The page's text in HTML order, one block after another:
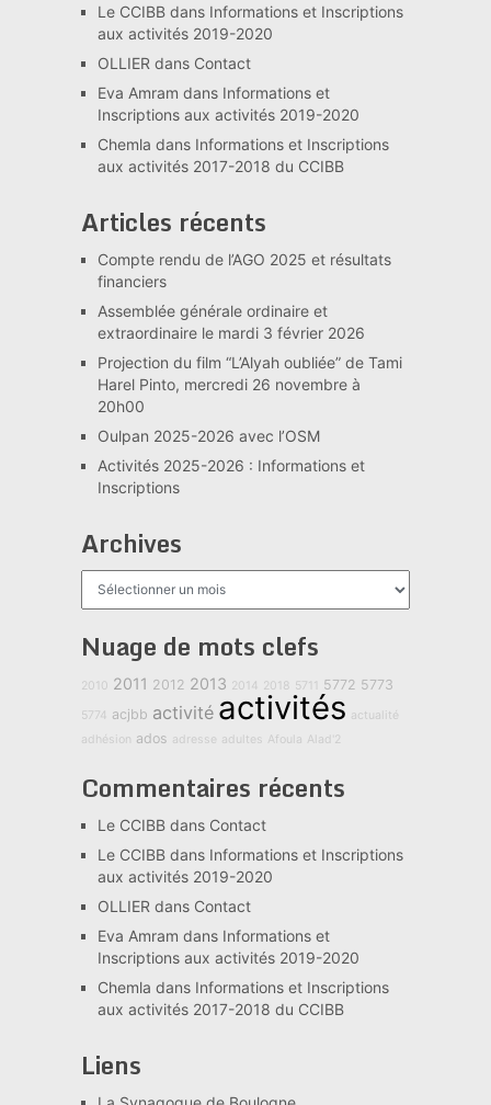
Le CCIBBdans Informations et Inscriptions
aux activités 2019-2020
OLLIER dans Contact
Eva Amram dans Informations et
Inscriptions aux activités 2019-2020
Chemla dans Informations et Inscriptions
aux activités 2017-2018 du CCIBB
Articles récents
Compte rendu de l’AGO 2025 et résultats
financiers
Assemblée générale ordinaire et
extraordinaire le mardi 3 février 2026
Projection du film “L’Alyah oubliée” de Tami
Harel Pinto, mercredi 26 novembre à
20h00
Oulpan 2025-2026 avec l’OSM
Activités 2025-2026 : Informations et
Inscriptions
Archives
Archives
Nuage de mots clefs
2010 2011 2012 2013 2014 2018 5711 5772 5773
5774 acjbb activité activités actualité
adhésion ados adresse adultes Afoula Alad'2
Commentaires récents
Le CCIBBdans Contact
Le CCIBBdans Informations et Inscriptions
aux activités 2019-2020
OLLIER dans Contact
Eva Amram dans Informations et
Inscriptions aux activités 2019-2020
Chemla dans Informations et Inscriptions
aux activités 2017-2018 du CCIBB
Liens